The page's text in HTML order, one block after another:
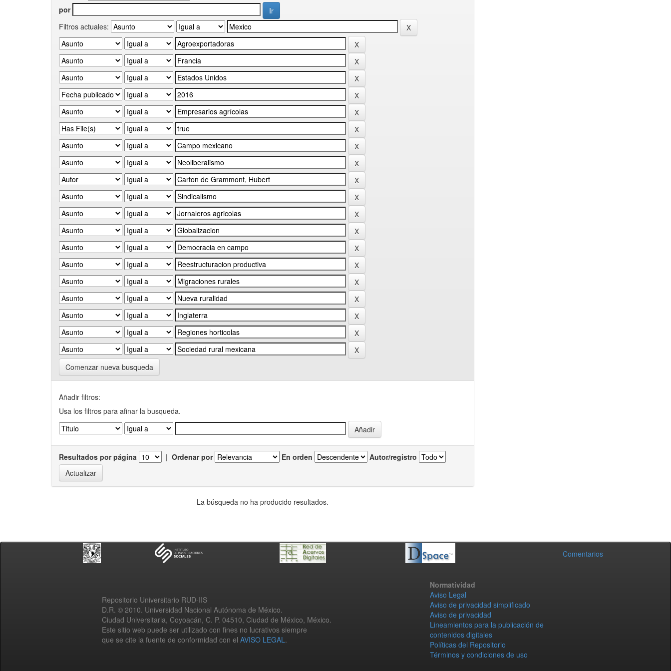
por
Filtros actuales:
Comenzar nueva busqueda
Añadir filtros:
Usa los filtros para afinar la busqueda.
Resultados por página | Ordenar por En orden Autor/registro
La búsqueda no ha producido resultados.
Comentarios
Repositorio Universitario RUD-IIS
D.R. © 2010. Universidad Nacional Autónoma de México.
Ciudad Universitaria, Coyoacán, C. P. 04510, Ciudad de México, México.
Este sitio web puede ser utilizado con fines no lucrativos siempre
que se cite la fuente de conformidad con el AVISO LEGAL.
Normatividad
Aviso Legal
Aviso de privacidad simplificado
Aviso de privacidad
Lineamientos para la publicación de
contenidos digitales
Políticas del Repositorio
Términos y condiciones de uso